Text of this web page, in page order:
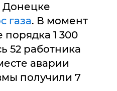
Донецке
газа. В момент
порядка 1 300
52 работника
аварии
получили 7